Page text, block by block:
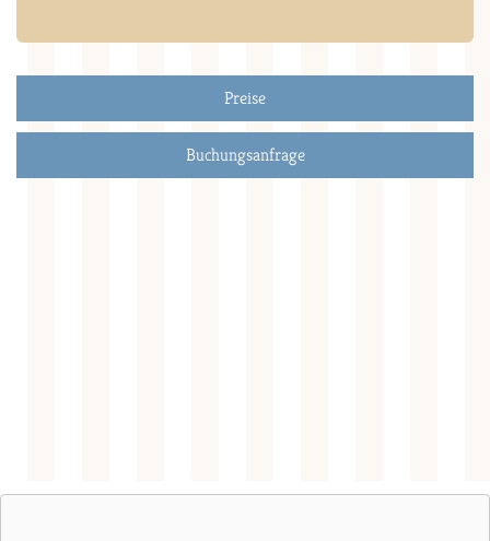
Preise
Buchungsanfrage